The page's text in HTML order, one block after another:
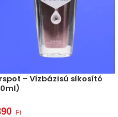
– Vízbázisú síkosító
Ft